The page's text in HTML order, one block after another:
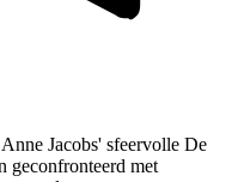
Jacobs' sfeervolle De
geconfronteerd met